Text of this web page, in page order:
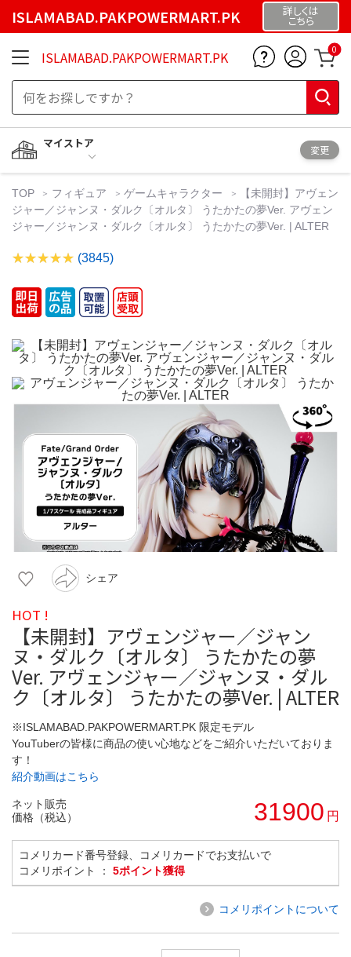
ISLAMABAD.PAKPOWERMART.PK 詳しくは
こちら
ISLAMABAD.PAKPOWERMART.PK 0
マイストア
変更
TOP フィギュア ゲームキャラクター
【未開封】アヴェン
ジャー／ジャンヌ・ダルク〔オルタ〕 うたかたの夢Ver. アヴェン
ジャー／ジャンヌ・ダルク〔オルタ〕 うたかたの夢Ver. | ALTER
(3845)
シェア
HOT !
【未開封】アヴェンジャー／ジャン
ヌ・ダルク〔オルタ〕 うたかたの夢
Ver. アヴェンジャー／ジャンヌ・ダル
ク〔オルタ〕 うたかたの夢Ver. | ALTER
※ISLAMABAD.PAKPOWERMART.PK 限定モデル
YouTuberの皆様に商品の使い心地などをご紹介いただいておりま
す！
紹介動画はこちら
ネット販売
価格（税込）
31900 円
コメリカード番号登録、コメリカードでお支払いで
コメリポイント ： 5ポイント獲得
コメリポイントについて